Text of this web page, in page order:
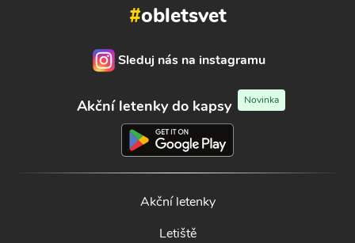
#obletsvet
Sleduj nás na instagramu
Akční letenky do kapsy Novinka
Akční letenky
Letiště